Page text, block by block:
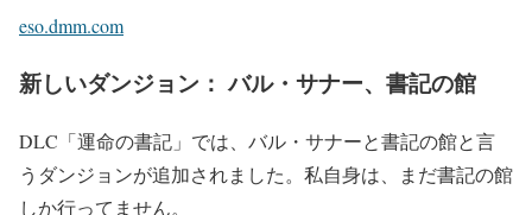
eso.dmm.com
新しいダンジョン： バル・サナー、書記の館
DLC「運命の書記」では、バル・サナーと書記の館と言
うダンジョンが追加されました。私自身は、まだ書記の館
しか行ってません。